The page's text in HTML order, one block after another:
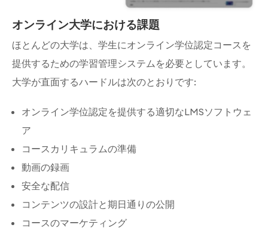
オンライン大学における課題
ほとんどの大学は、学生にオンライン学位認定コースを
提供するための学習管理システムを必要としています。
大学が直面するハードルは次のとおりです:
オンライン学位認定を提供する適切なLMSソフトウェ
ア
コースカリキュラムの準備
動画の録画
安全な配信
コンテンツの設計と期日通りの公開
コースのマーケティング